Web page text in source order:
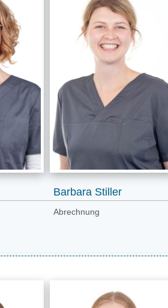
Barbara Stiller
Abrechnung